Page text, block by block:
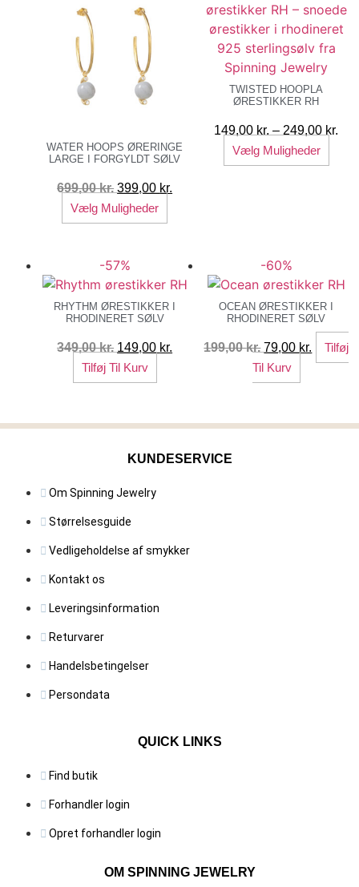
WATER HOOPS ØRERINGE
LARGE I FORGYLDT SØLV
699,00kr. Den
oprindelige
pris
699,00 kr..
399,00 kr.
399,00 kr..
Vælg Muligheder
flere
varianter.
Mulighederne
vælges
TWISTED HOOPLA
ØRESTIKKER RH
149,00 kr. – 249,00 kr.
Vælg Muligheder
vare
på
-57%
RHYTHM ØRESTIKKER I
RHODINERET SØLV
349,00kr. Den
oprindelige
pris
349,00 kr..
149,00 kr.
149,00 kr..
Tilføj Til Kurv
-60%
OCEAN ØRESTIKKER I
RHODINERET SØLV
199,00kr. Den
oprindelige
pris
199,00 kr..
79,00 kr. Den
aktuelle
79,00
Tilføj
Til Kurv
KUNDESERVICE
Om Spinning Jewelry
Størrelsesguide
Vedligeholdelse af smykker
Kontakt os
Leveringsinformation
Returvarer
Handelsbetingelser
Persondata
QUICK LINKS
Find butik
Forhandler login
Opret forhandler login
OM SPINNING JEWELRY